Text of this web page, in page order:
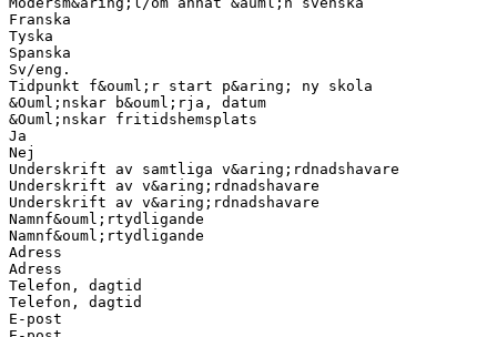
Franska
Tyska
Spanska
Sv/eng.
Tidpunkt f&ouml;r start p&aring; ny skola
&Ouml;nskar b&ouml;rja, datum
&Ouml;nskar fritidshemsplats
Ja
Nej
Underskrift av samtliga v&aring;rdnadshavare
Underskrift av v&aring;rdnadshavare
Underskrift av v&aring;rdnadshavare
Namnf&ouml;rtydligande
Namnf&ouml;rtydligande
Adress
Adress
Telefon, dagtid
Telefon, dagtid
E-post